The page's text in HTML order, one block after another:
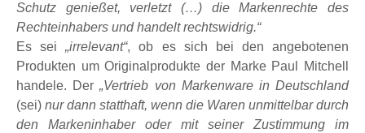
Schutz genießet, verletzt (…) die Markenrechte des
Rechteinhabers und handelt rechtswidrig.“
Es sei„irrelevant“, ob es sich bei den angebotenen
Produkten um Originalprodukte der Marke Paul Mitchell
handele. Der„Vertrieb von Markenware in Deutschland
(sei) nur dann statthaft, wenn die Waren unmittelbar durch
den Markeninhaber oder mit seiner Zustimmung im